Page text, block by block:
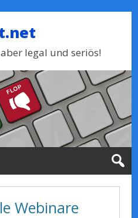
legal und seriös!
Webinare